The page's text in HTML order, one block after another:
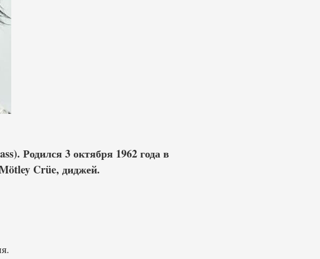
Родился 3 октября 1962 года в
Crüe, диджей.